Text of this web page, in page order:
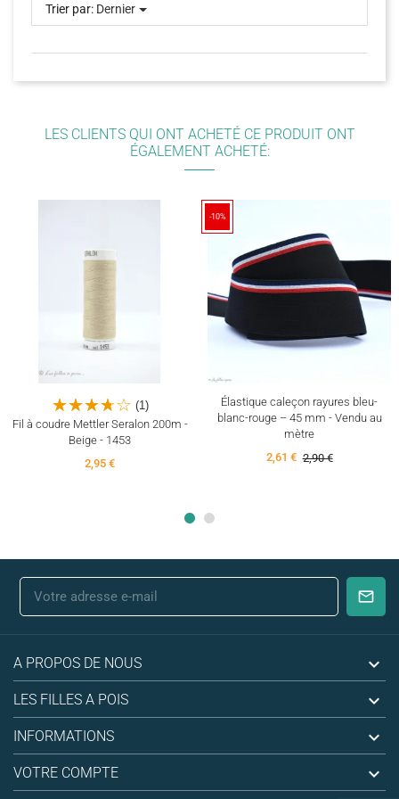
Trier par: Dernier
LES CLIENTS QUI ONT ACHETÉ CE PRODUIT ONT
ÉGALEMENT ACHETÉ:
(1)
Fil à coudre Mettler Seralon 200m -
Beige - 1453
2,95 €
-10%
Élastique caleçon rayures bleu-
blanc-rouge – 45 mm - Vendu au
mètre
2,61 € 2,90 €
A PROPOS DE NOUS 
LES FILLES A POIS 
INFORMATIONS 
VOTRE COMPTE 